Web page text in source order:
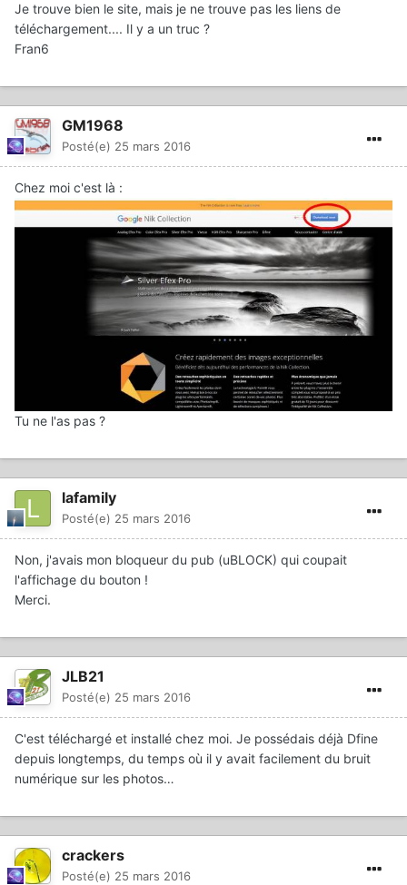
Je trouve bien le site, mais je ne trouve pas les liens de
téléchargement.... Il y a un truc ?
Fran6
GM1968
Posté(e) 25 mars 2016
Chez moi c'est là :
Tu ne l'as pas ?
lafamily
Posté(e) 25 mars 2016
Non, j'avais mon bloqueur du pub (uBLOCK) qui coupait
l'affichage du bouton !
Merci.
JLB21
Posté(e) 25 mars 2016
C'est téléchargé et installé chez moi. Je possédais déjà Dfine
depuis longtemps, du temps où il y avait facilement du bruit
numérique sur les photos…
crackers
Posté(e) 25 mars 2016